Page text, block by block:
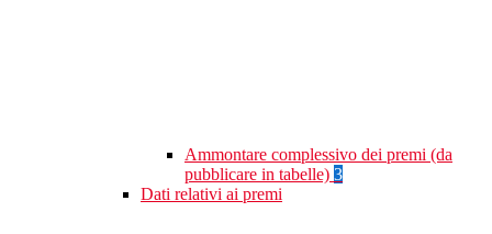
Ammontare complessivo dei premi (da
pubblicare in tabelle) 3
Dati relativi ai premi